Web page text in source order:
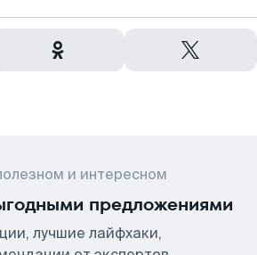
и интересном
предложениями
лучшие лайфхаки,